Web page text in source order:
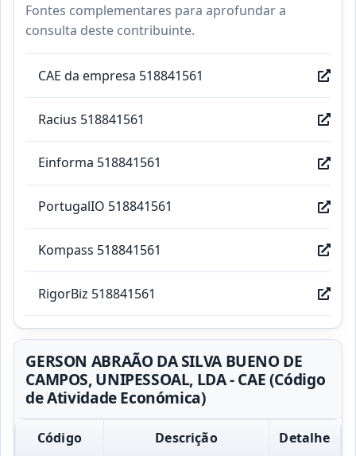
Fontes complementares para aprofundar a
consulta deste contribuinte.
CAE da empresa 518841561
Racius 518841561
Einforma 518841561
PortugalIO 518841561
Kompass 518841561
RigorBiz 518841561
GERSON ABRAÃO DA SILVA BUENO DE
CAMPOS, UNIPESSOAL, LDA - CAE (Código
de Atividade Económica)
Código Descrição Detalhe